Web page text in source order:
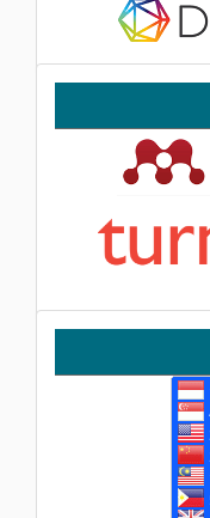
Tools
Statistik